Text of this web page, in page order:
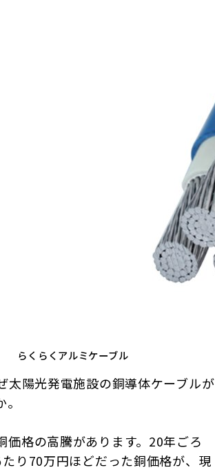
らくらくアルミケーブル
ぜ太陽光発電施設の銅導体ケーブルが
価格の高騰があります。20年ごろ
り70万円ほどだった銅価格が、現